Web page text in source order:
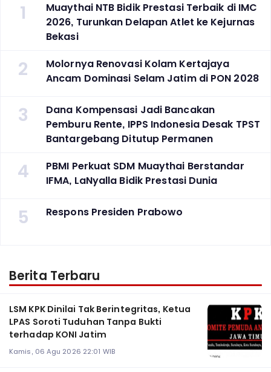
1
Muaythai NTB Bidik Prestasi Terbaik di IMC
2026, Turunkan Delapan Atlet ke Kejurnas
Bekasi
2
Molornya Renovasi Kolam Kertajaya
Ancam Dominasi Selam Jatim di PON 2028
3
Dana Kompensasi Jadi Bancakan
Pemburu Rente, IPPS Indonesia Desak TPST
Bantargebang Ditutup Permanen
4
PBMI Perkuat SDM Muaythai Berstandar
IFMA, LaNyalla Bidik Prestasi Dunia
5 Respons Presiden Prabowo
Berita Terbaru
LSM KPK Dinilai Tak Berintegritas, Ketua
LPAS Soroti Tuduhan Tanpa Bukti
terhadap KONI Jatim
Kamis, 06 Agu 2026 22:01 WIB